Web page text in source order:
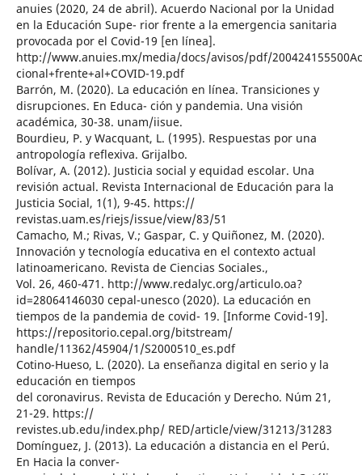
anuies (2020, 24 de abril). Acuerdo Nacional por la Unidad
en la Educación Supe- rior frente a la emergencia sanitaria
provocada por el Covid-19 [en línea].
http://www.anuies.mx/media/docs/avisos/pdf/
cional+frente+al+COVID-19.pdf
Barrón, M. (2020). La educación en línea. Transiciones y
disrupciones. En Educa- ción y pandemia. Una visión
académica, 30-38. unam/iisue.
Bourdieu, P. y Wacquant, L. (1995). Respuestas por una
antropología reflexiva. Grijalbo.
Bolívar, A. (2012). Justicia social y equidad escolar. Una
revisión actual. Revista Internacional de Educación para la
Justicia Social, 1(1), 9-45. https://
revistas.uam.es/riejs/issue/view/83/51
Camacho, M.; Rivas, V.; Gaspar, C. y Quiñonez, M. (2020).
Innovación y tecnología educativa en el contexto actual
latinoamericano. Revista de Ciencias Sociales.,
Vol. 26, 460-471. http://www.redalyc.org/articulo.oa?
id=28064146030 cepal-unesco (2020). La educación en
tiempos de la pandemia de covid- 19. [Informe Covid-19].
https://repositorio.cepal.org/bitstream/
handle/11362/45904/1/S2000510_es.pdf
Cotino-Hueso, L. (2020). La enseñanza digital en serio y la
educación en tiempos
del coronavirus. Revista de Educación y Derecho. Núm 21,
21-29. https://
revistes.ub.edu/index.php/ RED/article/view/31213/31283
Domínguez, J. (2013). La educación a distancia en el Perú.
En Hacia la conver-